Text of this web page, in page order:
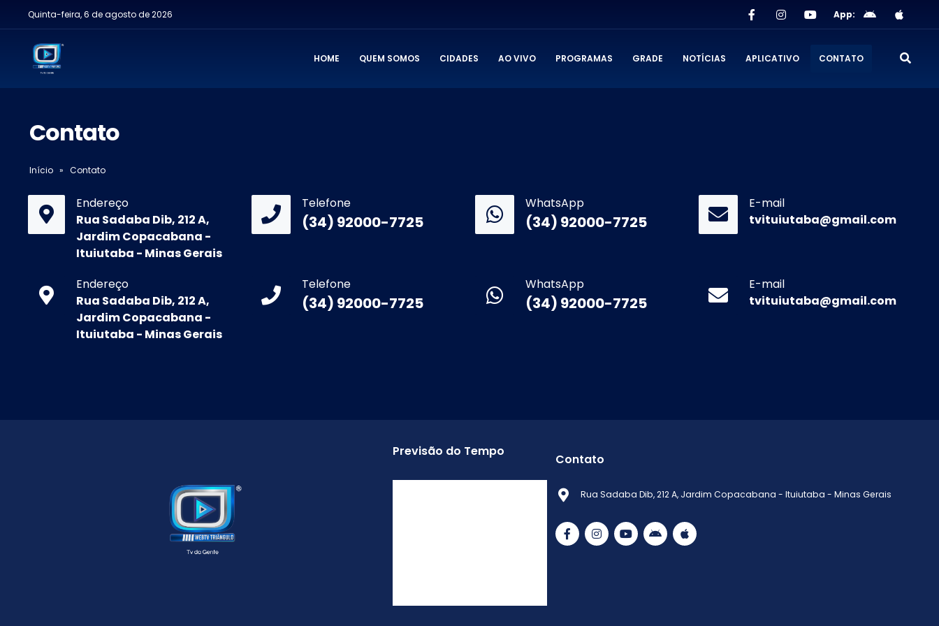
Quinta-feira, 6 de agosto de 2026 App:
HOME QUEM SOMOS CIDADES AO VIVO PROGRAMAS GRADE NOTÍCIAS APLICATIVO CONTATO
Contato
Início » Contato
Endereço
Rua Sadaba Dib, 212 A,
Jardim Copacabana -
Ituiutaba - Minas Gerais
Telefone
(34) 92000-7725
WhatsApp
(34) 92000-7725
E-mail
tvituiutaba@gmail.com
Endereço
Rua Sadaba Dib, 212 A,
Jardim Copacabana -
Ituiutaba - Minas Gerais
Telefone
(34) 92000-7725
WhatsApp
(34) 92000-7725
E-mail
tvituiutaba@gmail.com
Previsão do Tempo
Contato
Rua Sadaba Dib, 212 A, Jardim Copacabana - Ituiutaba - Minas Gerais